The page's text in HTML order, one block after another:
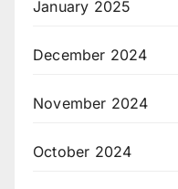
January 2025
December 2024
November 2024
October 2024